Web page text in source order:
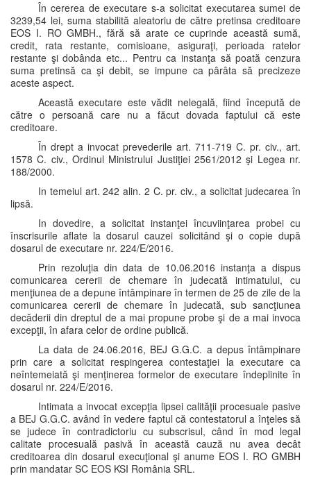
În cererea de executare s-a solicitat executarea sumei de
3239,54 lei, suma stabilită aleatoriu de către pretinsa creditoare
EOS I. RO GMBH., fără să arate ce cuprinde această sumă,
credit, rata restante, comisioane, asiguraţi, perioada ratelor
restante şi dobânda etc... Pentru ca instanţa să poată cenzura
suma pretinsă ca şi debit, se impune ca pârâta să precizeze
aceste aspect.
Această executare este vădit nelegală, fiind începută de
către o persoană care nu a făcut dovada faptului că este
creditoare.
În drept a invocat prevederile art. 711-719 C. pr. civ., art.
1578 C. civ., Ordinul Ministrului Justiţiei 2561/2012 şi Legea nr.
188/2000.
In temeiul art. 242 alin. 2 C. pr. civ., a solicitat judecarea în
lipsă.
In dovedire, a solicitat instanţei încuviinţarea probei cu
înscrisurile aflate la dosarul cauzei solicitând şi o copie după
dosarul de executare nr. 224/E/2016.
Prin rezoluţia din data de 10.06.2016 instanţa a dispus
comunicarea cererii de chemare în judecată intimatului, cu
menţiunea de a depune întâmpinare în termen de 25 de zile de la
comunicarea cererii de chemare în judecată, sub sancţiunea
decăderii din dreptul de a mai propune probe şi de a mai invoca
excepţii, în afara celor de ordine publică.
La data de 24.06.2016, BEJ G.G.C. a depus întâmpinare
prin care a solicitat respingerea contestaţiei la executare ca
neîntemeiată şi menţinerea formelor de executare îndeplinite în
dosarul nr. 224/E/2016.
Intimata a invocat excepţia lipsei calităţii procesuale pasive
a BEJ G.G.C. având în vedere faptul că contestatorul a înţeles să
se judece în contradictoriu cu subscrisul, când în mod legal
calitate procesuală pasivă în această cauză nu avea decât
creditoarea din dosarul execuţional şi anume EOS I. RO GMBH
prin mandatar SC EOS KSI România SRL.